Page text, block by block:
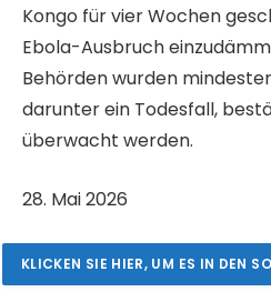
Kongo für vier Wochen
Ebola-Ausbruch
Behörden wurden
darunter ein Todesfall,
überwacht werden.
V
r
ö
28. Mai 2026
KLICKEN SIE HIER, UM ES IN DEN